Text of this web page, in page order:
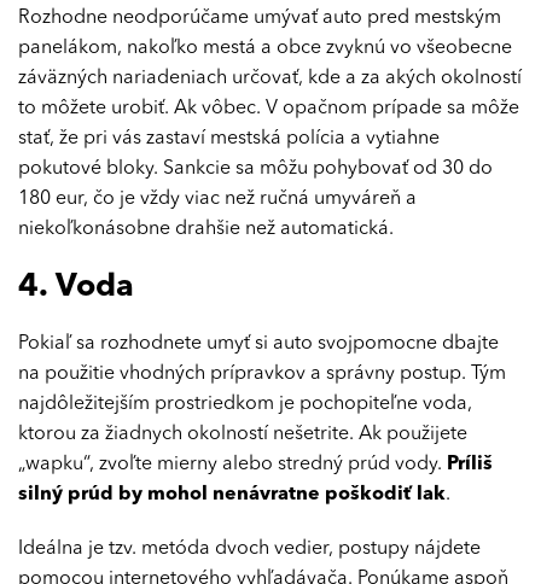
Rozhodne neodporúčame umývať auto pred mestským
panelákom, nakoľko mestá a obce zvyknú vo všeobecne
záväzných nariadeniach určovať, kde a za akých okolností
to môžete urobiť. Ak vôbec. V opačnom prípade sa môže
stať, že pri vás zastaví mestská polícia a vytiahne
pokutové bloky. Sankcie sa môžu pohybovať od 30 do
180 eur, čo je vždy viac než ručná umyváreň a
niekoľkonásobne drahšie než automatická.
4. Voda
Pokiaľ sa rozhodnete umyť si auto svojpomocne dbajte
na použitie vhodných prípravkov a správny postup. Tým
najdôležitejším prostriedkom je pochopiteľne voda,
ktorou za žiadnych okolností nešetrite. Ak použijete
„wapku“, zvoľte mierny alebo stredný prúd vody. Príliš
silný prúd by mohol nenávratne poškodiť lak.
Ideálna je tzv. metóda dvoch vedier, postupy nájdete
pomocou internetového vyhľadávača. Ponúkame aspoň